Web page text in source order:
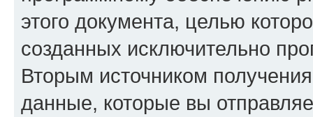
этого документа, целью
созданных исключительно
Вторым источником
данные, которые вы